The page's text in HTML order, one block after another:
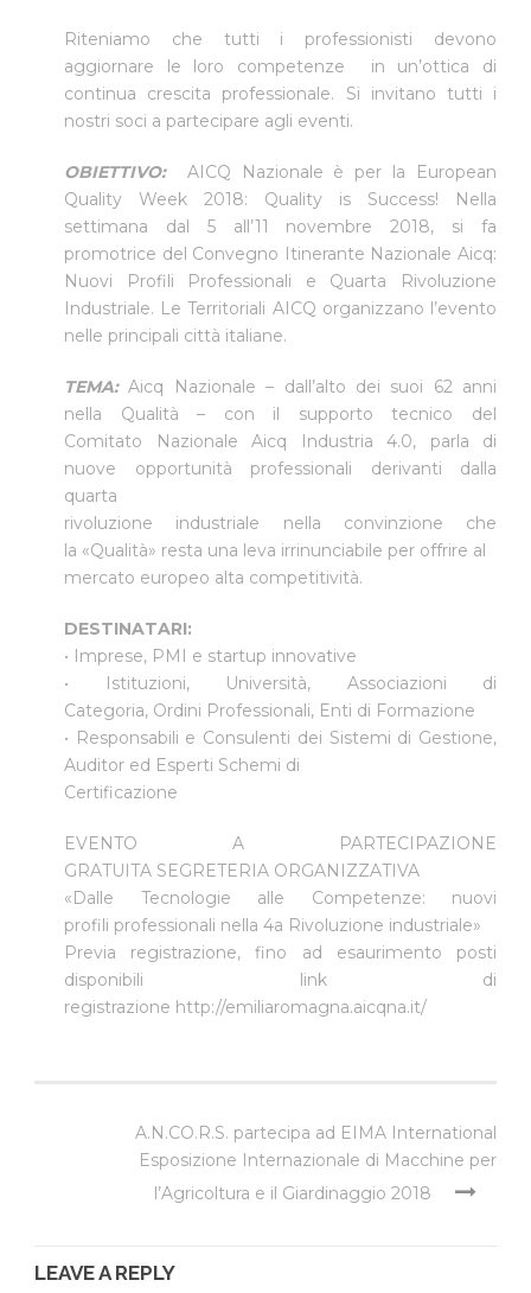
Riteniamo che tutti i professionisti devono
aggiornare le loro competenze in un’ottica di
continua crescita professionale. Si invitano tutti i
nostri soci a partecipare agli eventi.
OBIETTIVO:
AICQ Nazionale è per la European
Quality Week 2018: Quality is Success! Nella
settimana dal 5 all’11 novembre 2018, si fa
promotrice del Convegno Itinerante Nazionale Aicq:
Nuovi Profili Professionali e Quarta Rivoluzione
Industriale. Le Territoriali AICQ organizzano l’evento
nelle principali città italiane.
TEMA:Aicq Nazionale – dall’alto dei suoi 62 anni
nella Qualità – con il supporto tecnico del
Comitato Nazionale Aicq Industria 4.0, parla di
nuove opportunità professionali derivanti dalla
quarta
rivoluzione industriale nella convinzione che
la «Qualità» resta una leva irrinunciabile per offrire al
mercato europeo alta competitività.
DESTINATARI:
• Imprese, PMI e startup innovative
• Istituzioni, Università, Associazioni di
Categoria, Ordini Professionali, Enti di Formazione
• Responsabili e Consulenti dei Sistemi di Gestione,
Auditor ed Esperti Schemi di
Certificazione
EVENTO A PARTECIPAZIONE
GRATUITA SEGRETERIA ORGANIZZATIVA
«Dalle Tecnologie alle Competenze: nuovi
profili professionali nella 4a Rivoluzione industriale»
Previa registrazione, fino ad esaurimento posti
disponibili link di
registrazione http://emiliaromagna.aicqna.it/
A.N.CO.R.S. partecipa ad EIMA International
Esposizione Internazionale di Macchine per
l’Agricoltura e il Giardinaggio 2018
LEAVE A REPLY